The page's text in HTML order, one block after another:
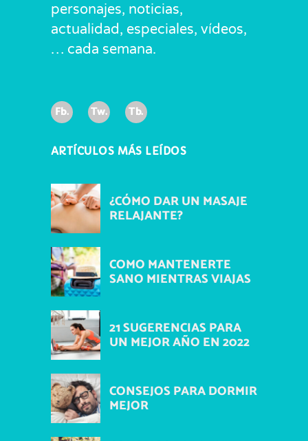
personajes, noticias,
actualidad, especiales, vídeos,
… cada semana.
Fb. Tw. Tb.
ARTÍCULOS MÁS LEÍDOS
¿CÓMO DAR UN MASAJE
RELAJANTE?
COMO MANTENERTE
SANO MIENTRAS VIAJAS
21 SUGERENCIAS PARA
UN MEJOR AÑO EN 2022
CONSEJOS PARA DORMIR
MEJOR